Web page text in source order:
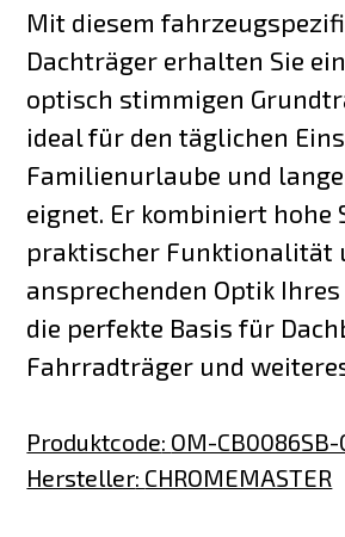
Mit diesem
Dachträger erhalten Sie
optisch stimmigen
ideal für den täglichen
Familienurlaube und lange
eignet. Er kombiniert
praktischer Funktionalität
ansprechenden Optik
die perfekte Basis für
Fahrradträger und
Produktcode: OM-
Hersteller: CHROMEMASTER